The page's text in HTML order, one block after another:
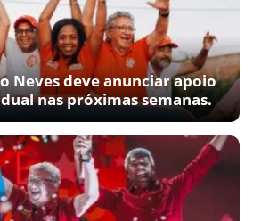
Neves deve anunciar apoio
nas próximas semanas.